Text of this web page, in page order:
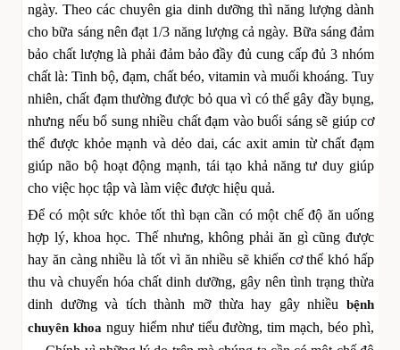
ngày. Theo các chuyên gia dinh dưỡng thì năng lượng dành
cho bữa sáng nên đạt 1/3 năng lượng cả ngày. Bữa sáng đảm
bảo chất lượng là phải đảm bảo đầy đủ cung cấp đủ 3 nhóm
chất là: Tinh bộ, đạm, chất béo, vitamin và muối khoáng. Tuy
nhiên, chất đạm thường được bỏ qua vì có thể gây đầy bụng,
nhưng nếu bổ sung nhiều chất đạm vào buổi sáng sẽ giúp cơ
thể được khỏe mạnh và dẻo dai, các axit amin từ chất đạm
giúp não bộ hoạt động mạnh, tái tạo khả năng tư duy giúp
cho việc học tập và làm việc được hiệu quả.
Để có một sức khỏe tốt thì bạn cần có một chế độ ăn uống
hợp lý, khoa học. Thế nhưng, không phải ăn gì cũng được
hay ăn càng nhiều là tốt vì ăn nhiều sẽ khiến cơ thể khó hấp
thu và chuyển hóa chất dinh dưỡng, gây nên tình trạng thừa
dinh dưỡng và tích thành mỡ thừa hay gây nhiều bệnh
chuyên khoa nguy hiểm như tiểu đường, tim mạch, béo phì,